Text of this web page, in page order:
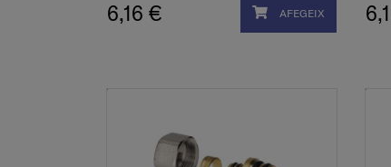
6,16 € AFEGEIX